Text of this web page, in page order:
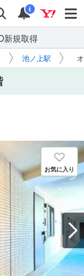
検索 通知
i
新規取得
池ノ上駅
お気に入り